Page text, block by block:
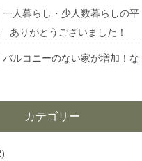
一人暮らし・少人数暮らしの平
ありがとうございました！
バルコニーのない家が増加！な
カテゴリー